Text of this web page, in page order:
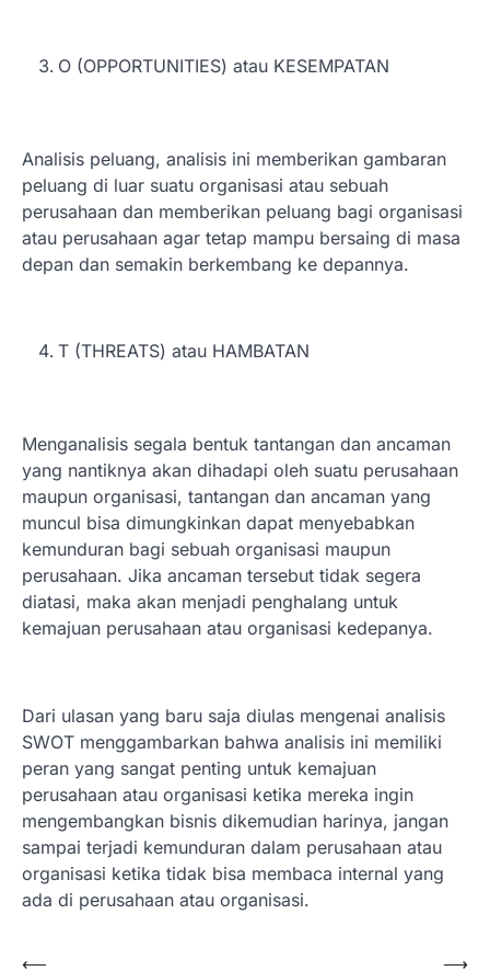
O (OPPORTUNITIES) atau KESEMPATAN
Analisis peluang, analisis ini memberikan gambaran
peluang di luar suatu organisasi atau sebuah
perusahaan dan memberikan peluang bagi organisasi
atau perusahaan agar tetap mampu bersaing di masa
depan dan semakin berkembang ke depannya.
T (THREATS) atau HAMBATAN
Menganalisis segala bentuk tantangan dan ancaman
yang nantiknya akan dihadapi oleh suatu perusahaan
maupun organisasi, tantangan dan ancaman yang
muncul bisa dimungkinkan dapat menyebabkan
kemunduran bagi sebuah organisasi maupun
perusahaan. Jika ancaman tersebut tidak segera
diatasi, maka akan menjadi penghalang untuk
kemajuan perusahaan atau organisasi kedepanya.
Dari ulasan yang baru saja diulas mengenai analisis
SWOT menggambarkan bahwa analisis ini memiliki
peran yang sangat penting untuk kemajuan
perusahaan atau organisasi ketika mereka ingin
mengembangkan bisnis dikemudian harinya, jangan
sampai terjadi kemunduran dalam perusahaan atau
organisasi ketika tidak bisa membaca internal yang
ada di perusahaan atau organisasi.
⟵ ⟶